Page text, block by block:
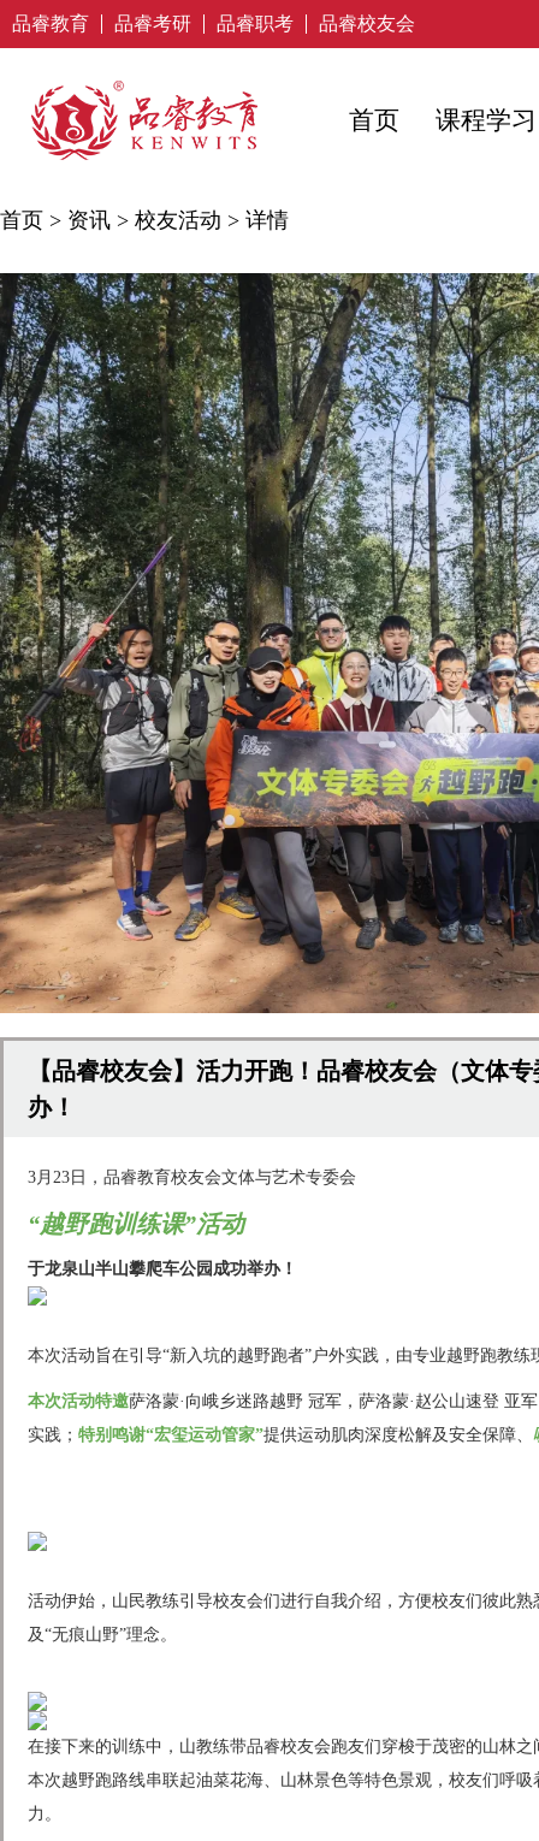
品睿教育 品睿考研 品睿职考 品睿校友会
首页 课程学习
首页 > 资讯 > 校友活动 > 详情
【品睿校友会】活力开跑！品睿校友会（文体
办！
3月23日，品睿教育校友会文体与艺术专委会
“越野跑训练课”活动
于龙泉山半山攀爬车公园成功举办！
本次活动旨在引导“新入坑的越野跑者”户外实践，由专业越野跑教
本次活动特邀萨洛蒙·向峨乡迷路越野 冠军，萨洛蒙·赵公山速登 亚
实践； 特别鸣谢“宏玺运动管家”提供运动肌肉深度松解及安全保障、
活动伊始，山民教练引导校友会们进行自我介绍，方便校友们彼此
及“无痕山野”理念。
在接下来的训练中，山教练带品睿校友会跑友们穿梭于茂密的山林之
本次越野跑路线串联起油菜花海、山林景色等特色景观，校友们呼
力。